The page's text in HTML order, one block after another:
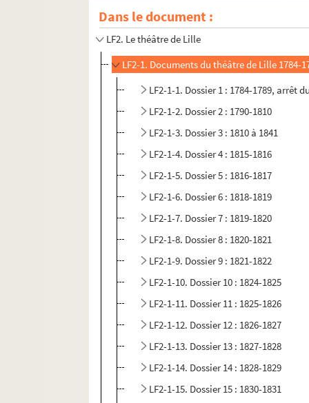
Dans le document :
LF1. Histoire du Nord de Lille
LF2. Le théâtre de Lille
LF2-1. Documents du théâtre de Lille 1784-
LF2-1-1. Dossier 1 : 1784-1789, arrêt
LF2-1-2. Dossier 2 : 1790-1810
LF2-1-3. Dossier 3 : 1810 à 1841
LF2-1-4. Dossier 4 : 1815-1816
LF2-1-5. Dossier 5 : 1816-1817
LF2-1-6. Dossier 6 : 1818-1819
LF2-1-7. Dossier 7 : 1819-1820
LF2-1-8. Dossier 8 : 1820-1821
LF2-1-9. Dossier 9 : 1821-1822
LF2-1-10. Dossier 10 : 1824-1825
LF2-1-11. Dossier 11 : 1825-1826
LF2-1-12. Dossier 12 : 1826-1827
LF2-1-13. Dossier 13 : 1827-1828
LF2-1-14. Dossier 14 : 1828-1829
LF2-1-15. Dossier 15 : 1830-1831